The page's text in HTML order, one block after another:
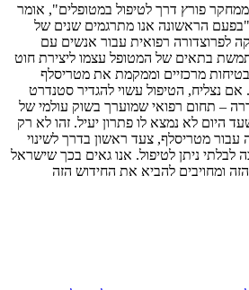
פורץ דרך לטיפול במטופלים", אומר
הראשונה אנו מתרגמים שנים של
לפרוצדורה רפואית עבור אנשים עם
בתאים של המטופל עצמו ליצירת חוט
מרכזיים וממקמת את מטריסלף
אם נצליח, הטיפול עשוי להגדיר סטנדרט
– תחום רפואי שמוערך בשוק עולמי של
היום לא נמצא לו פתרון יעיל. זהו לא רק
עבור מטריסלף, צעד ראשון בדרך לשינוי
ניתן לטיפול. אנו גאים בכך שישראל
ומחויבים להביא את החידוש הזה